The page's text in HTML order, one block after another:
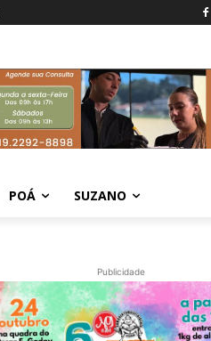
POÁ SUZANO
Publicidade